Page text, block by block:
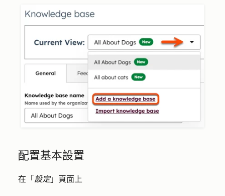
配置基本設置
在「 設定」頁面上